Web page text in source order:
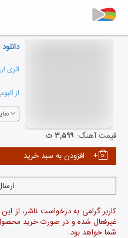
اثری از:
از
قیمت آهنگ: ۳,۵۹۹ ت
افزودن به سبد خرید
کاربر گرامی به درخواست ناشر، از
غیرفعال شده و در صورت خرید
شما خواهد بود.